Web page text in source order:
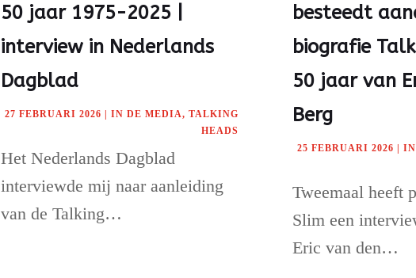
50 jaar 1975-2025 |
interview in Nederlands
Dagblad
27 FEBRUARI 2026 |IN DE MEDIA,TALKING
HEADS
Het Nederlands Dagblad
interviewde mij naar aanleiding
van de Talking…
besteedt
biografie
50 jaar van
Berg
25 FEBRUARI 2026
Tweemaal heeft
Slim een
Eric van den…